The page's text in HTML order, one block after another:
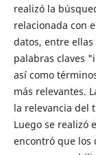
realizó la
relacionada con
datos, entre ellas
palabras claves
así como
más relevantes.
la relevancia del
Luego se realizó
encontró que los